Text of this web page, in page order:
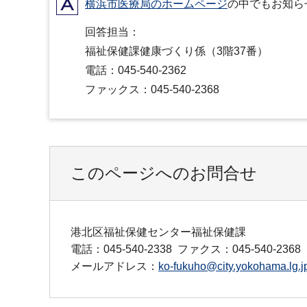
A横浜市医療局のホームページの中でもお知ら
回答担当：
福祉保健課健康づくり係（3階37番）
電話：045-540-2362
ファックス：045-540-2368
このページへのお問合せ
港北区福祉保健センター福祉保健課
電話：045-540-2338 ファクス：045-540-2368
メールアドレス： ko-